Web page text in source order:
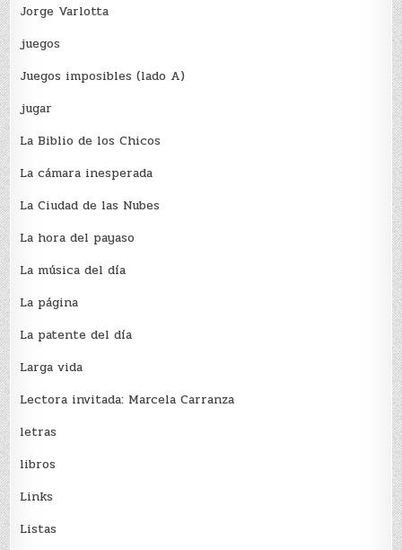
Jorge Varlotta
juegos
Juegos imposibles (lado A)
jugar
La Biblio de los Chicos
La cámara inesperada
La Ciudad de las Nubes
La hora del payaso
La música del día
La página
La patente del día
Larga vida
Lectora invitada: Marcela Carranza
letras
libros
Links
Listas